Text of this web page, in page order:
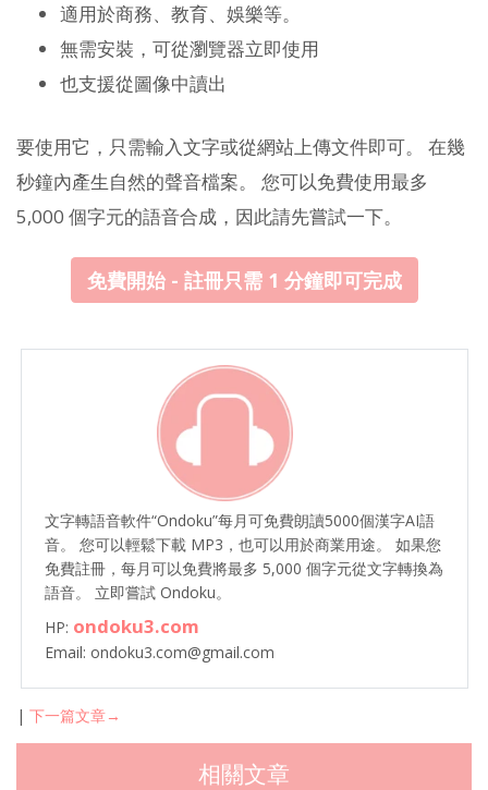
適用於商務、教育、娛樂等。
無需安裝，可從瀏覽器立即使用
也支援從圖像中讀出
要使用它，只需輸入文字或從網站上傳文件即可。 在幾
秒鐘內產生自然的聲音檔案。 您可以免費使用最多
5,000 個字元的語音合成，因此請先嘗試一下。
免費開始 - 註冊只需 1 分鐘即可完成
文字轉語音軟件“Ondoku”每月可免費朗讀5000個漢字AI語
音。 您可以輕鬆下載 MP3，也可以用於商業用途。 如果您
免費註冊，每月可以免費將最多 5,000 個字元從文字轉換為
語音。 立即嘗試 Ondoku。
HP: ondoku3.com
Email: ondoku3.com@gmail.com
| 下一篇文章→
相關文章